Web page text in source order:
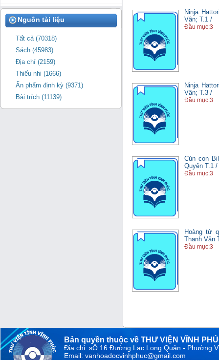
Nguồn tài liệu
Tất cả (70318)
Sách (45983)
Địa chí (2159)
Thiếu nhi (1666)
Ấn phẩm định kỳ (9371)
Bài trích (11139)
Ninja
Vân; T.1 /
Đầu mục:3
Ninja
Vân; T.3 /
Đầu mục:3
Cún con
Quyên T.1 /
Đầu mục:3
Hoàng tử
Thanh Vân
Đầu mục:3
Bản quyền thuộc về THƯ VIỆN VĨNH
Địa chỉ: sỐ 16 Đường Lạc Long Quân - Phường
Email: vanhoadocvinhphuc@gmail.com